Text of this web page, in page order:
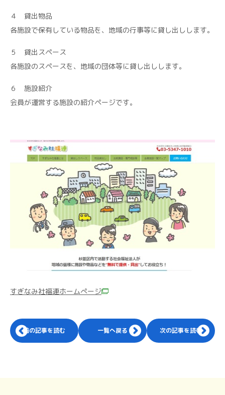
４ 貸出物品
各施設で保有している物品を、地域の行事等に貸し出しします。
５ 貸出スペース
各施設のスペースを、地域の団体等に貸し出しします。
６ 施設紹介
会員が運営する施設の紹介ページです。
すぎなみ社福連ホームぺージ
前の記事を読む 一覧へ戻る 次の記事を読む